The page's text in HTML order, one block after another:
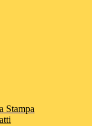
Stampa